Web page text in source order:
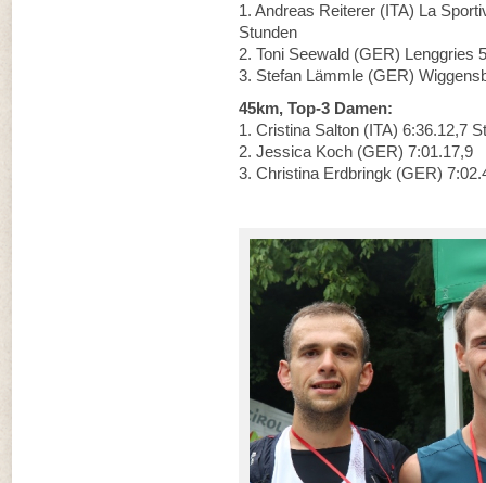
1. Andreas Reiterer (ITA) La
Stunden
2. Toni Seewald (GER) Lenggries
3. Stefan Lämmle (GER)
45km, Top-3 Damen:
1. Cristina Salton (ITA) 6:36.12,7
2. Jessica Koch (GER) 7:01.17,9
3. Christina Erdbringk (GER)